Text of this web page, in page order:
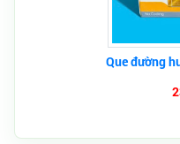
Que đường